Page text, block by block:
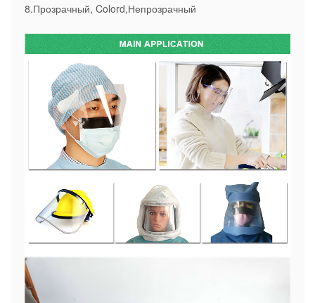
8.Прозрачный, Colord,Непрозрачный